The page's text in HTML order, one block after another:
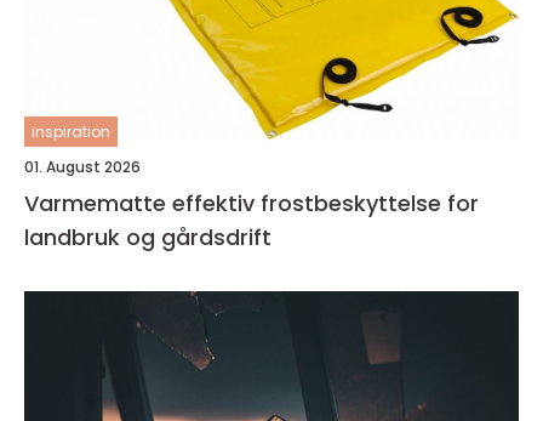
inspiration
01. August 2026
Varmematte effektiv frostbeskyttelse for
landbruk og gårdsdrift